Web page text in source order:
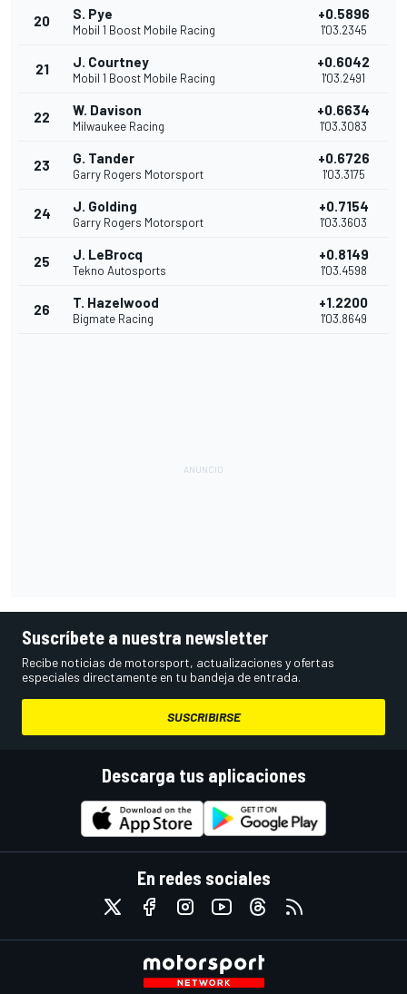
20 S. Pye
Mobil 1 Boost Mobile Racing
+0.5896
1'03.2345
21 J. Courtney
Mobil 1 Boost Mobile Racing
+0.6042
1'03.2491
22 W. Davison
Milwaukee Racing
+0.6634
1'03.3083
23 G. Tander
Garry Rogers Motorsport
+0.6726
1'03.3175
24 J. Golding
Garry Rogers Motorsport
+0.7154
1'03.3603
25 J. LeBrocq
Tekno Autosports
+0.8149
1'03.4598
26 T. Hazelwood
Bigmate Racing
+1.2200
1'03.8649
Suscríbete a nuestra newsletter
Recibe noticias de motorsport, actualizaciones y ofertas
especiales directamente en tu bandeja de entrada.
SUSCRIBIRSE
Descarga tus aplicaciones
En redes sociales